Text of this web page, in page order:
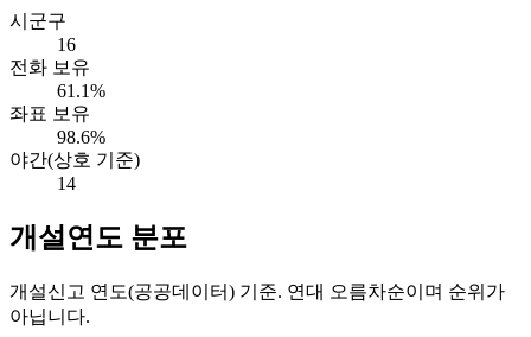
시군구
16
전화 보유
61.1%
좌표 보유
98.6%
야간(상호 기준)
14
개설연도 분포
개설신고 연도(공공데이터) 기준. 연대 오름차순이며 순위가
아닙니다.